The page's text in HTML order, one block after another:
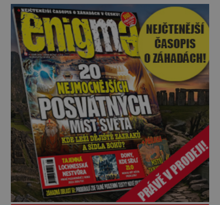
mezi vůdce protihusitského boje. Za manželku má
skutečně jistou